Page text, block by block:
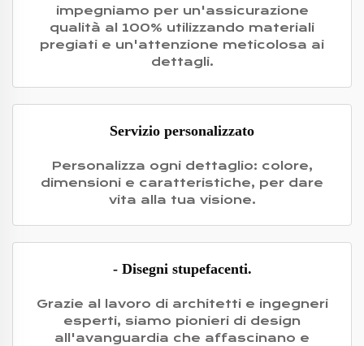
impegniamo per un'assicurazione
qualità al 100% utilizzando materiali
pregiati e un'attenzione meticolosa ai
dettagli.
Servizio personalizzato
Personalizza ogni dettaglio: colore,
dimensioni e caratteristiche, per dare
vita alla tua visione.
- Disegni stupefacenti.
Grazie al lavoro di architetti e ingegneri
esperti, siamo pionieri di design
all'avanguardia che affascinano e